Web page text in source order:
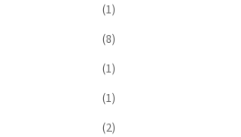
(1)
(8)
(1)
(1)
(2)